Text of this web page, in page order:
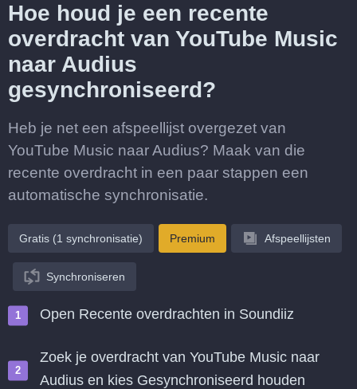
Hoe houd je een recente
overdracht van YouTube Music
naar Audius
gesynchroniseerd?
Heb je net een afspeellijst overgezet van
YouTube Music naar Audius? Maak van die
recente overdracht in een paar stappen een
automatische synchronisatie.
Gratis (1 synchronisatie) Premium Afspeellijsten
Synchroniseren
Open Recente overdrachten in Soundiiz
Zoek je overdracht van YouTube Music naar
Audius en kies Gesynchroniseerd houden